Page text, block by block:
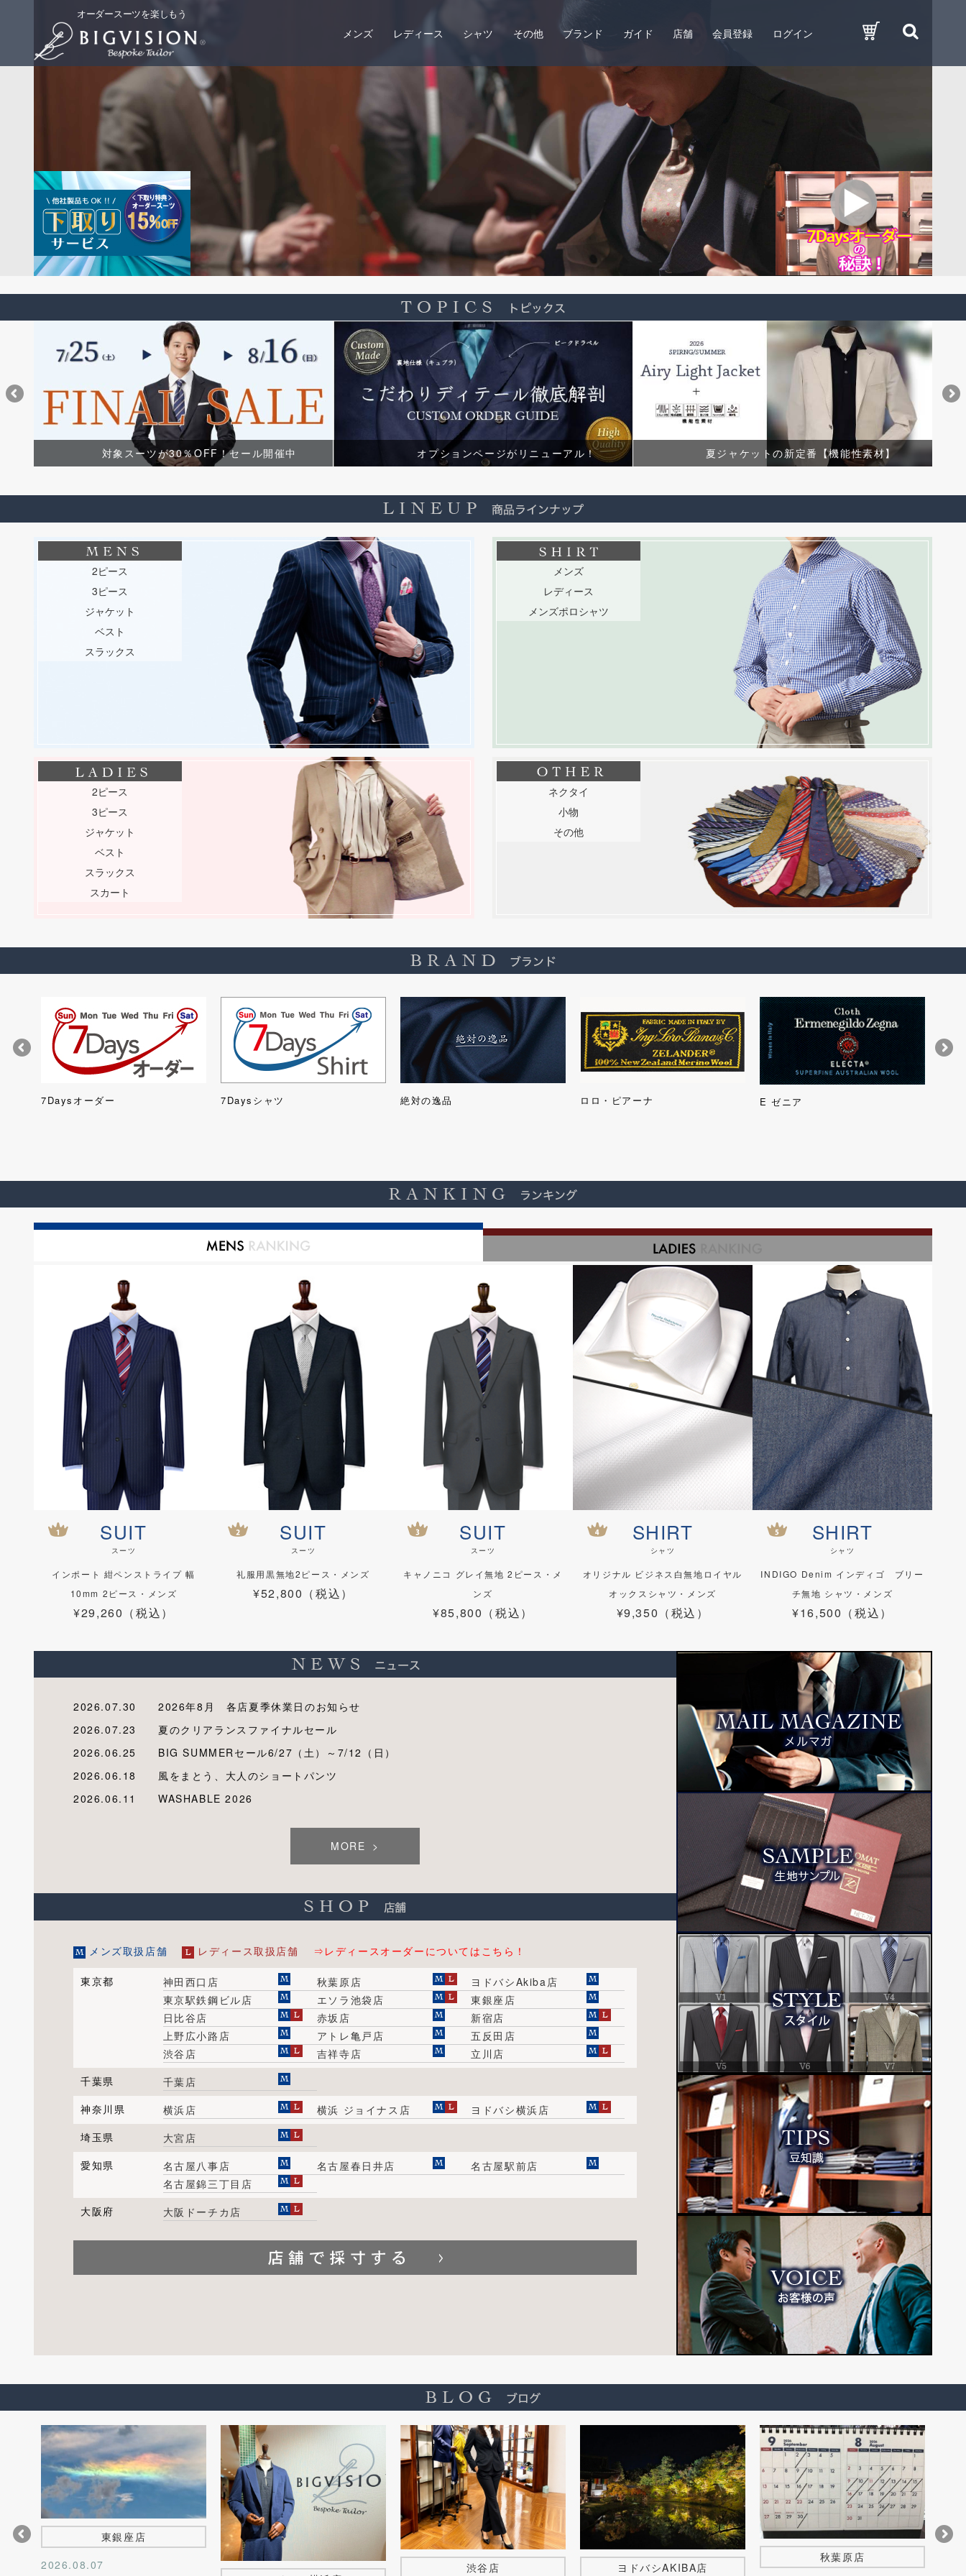
オーダースーツを楽しもう
メンズ レディース シャツ その他 ブランド ガイド 店舗 会員登録 ログイン
対象スーツが30％OFF！セール開催中 オプションページがリニューアル！ 夏ジャケットの新定番【機能性素材】
2ピース
3ピース
ジャケット
ベスト
スラックス
メンズ
レディース
メンズポロシャツ
2ピース
3ピース
ジャケット
ベスト
スラックス
スカート
ネクタイ
小物
その他
7Daysオーダー 7Daysシャツ 絶対の逸品 ロロ・ピアーナ E ゼニア
SUIT
スーツ
インポート 紺ペンストライプ 幅
10mm 2ピース・メンズ
¥29,260（税込）
SUIT
スーツ
礼服用黒無地2ピース・メンズ
¥52,800（税込）
SUIT
スーツ
キャノニコ グレイ無地 2ピース・メ
ンズ
¥85,800（税込）
SHIRT
シャツ
オリジナル ビジネス白無地ロイヤル
オックスシャツ・メンズ
¥9,350（税込）
SHIRT
シャツ
INDIGO Denim インディゴ ブリー
チ無地 シャツ・メンズ
¥16,500（税込）
2026.07.30
2026年8月 各店夏季休業日のお知らせ
2026.07.23
夏のクリアランスファイナルセール
2026.06.25
BIG SUMMERセール6/27（土）～7/12（日）
2026.06.18
風をまとう、大人のショートパンツ
2026.06.11
WASHABLE 2026
MORE
メンズ取扱店舗 レディース取扱店舗 ⇒レディースオーダーについてはこちら！
東京都 神田西口店 秋葉原店
ヨドバシAkiba店
東京駅鉄鋼ビル店
エソラ池袋店
東銀座店
日比谷店
赤坂店
新宿店
上野広小路店
アトレ亀戸店
五反田店
渋谷店
吉祥寺店
立川店
千葉県
千葉店
神奈川県
横浜店 横浜 ジョイナス店
ヨドバシ横浜店
埼玉県
大宮店
愛知県
名古屋八事店 名古屋春日井店
名古屋駅前店
名古屋錦三丁目店
大阪府
大阪ドーチカ店
東銀座店
2026.08.07
渋谷店 ヨドバシAKIBA店
秋葉原店